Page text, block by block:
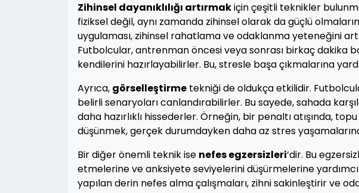
Zihinsel dayanıklılığı artırmakiçin çeşitli teknikler
fiziksel değil, aynı zamanda zihinsel olarak da güçlü
uygulaması, zihinsel rahatlama ve odaklanma yeteneğini
Futbolcular, antrenman öncesi veya sonrası birkaç dakika
kendilerini hazırlayabilirler. Bu, stresle başa çıkmalarına
Ayrıca, görselleştirme tekniği de oldukça etkilidir.
belirli senaryoları canlandırabilirler. Bu sayede, sahada
daha hazırlıklı hissederler. Örneğin, bir penaltı atışında,
düşünmek, gerçek durumdayken daha az stres
Bir diğer önemli teknik ise nefes egzersizleri‘dir. Bu
etmelerine ve anksiyete seviyelerini düşürmelerine
yapılan derin nefes alma çalışmaları, zihni sakinleştirir ve